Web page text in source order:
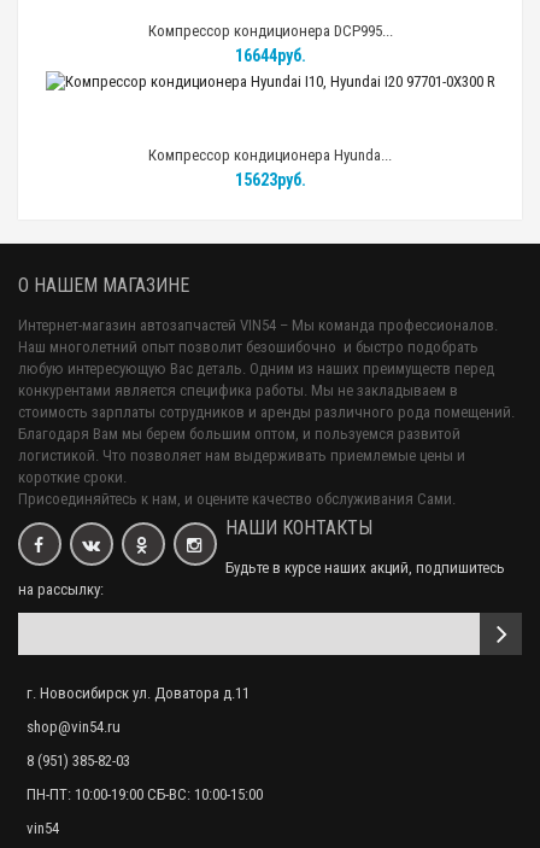
Компрессор кондиционера DCP995...
16644руб.
Компрессор кондиционера Hyunda...
15623руб.
О НАШЕМ МАГАЗИНЕ
Интернет-магазин автозапчастей VIN54 – Мы команда профессионалов.
Наш многолетний опыт позволит безошибочно и быстро подобрать
любую интересующую Вас деталь. Одним из наших преимуществ перед
конкурентами является специфика работы. Мы не закладываем в
стоимость зарплаты сотрудников и аренды различного рода помещений.
Благодаря Вам мы берем большим оптом, и пользуемся развитой
логистикой. Что позволяет нам выдерживать приемлемые цены и
короткие сроки.
Присоединяйтесь к нам, и оцените качество обслуживания Сами.
НАШИ КОНТАКТЫ
Будьте в курсе наших акций, подпишитесь
на рассылку:
г. Новосибирск ул. Доватора д.11
shop@vin54.ru
8 (951) 385-82-03
ПН-ПТ: 10:00-19:00 СБ-ВС: 10:00-15:00
vin54